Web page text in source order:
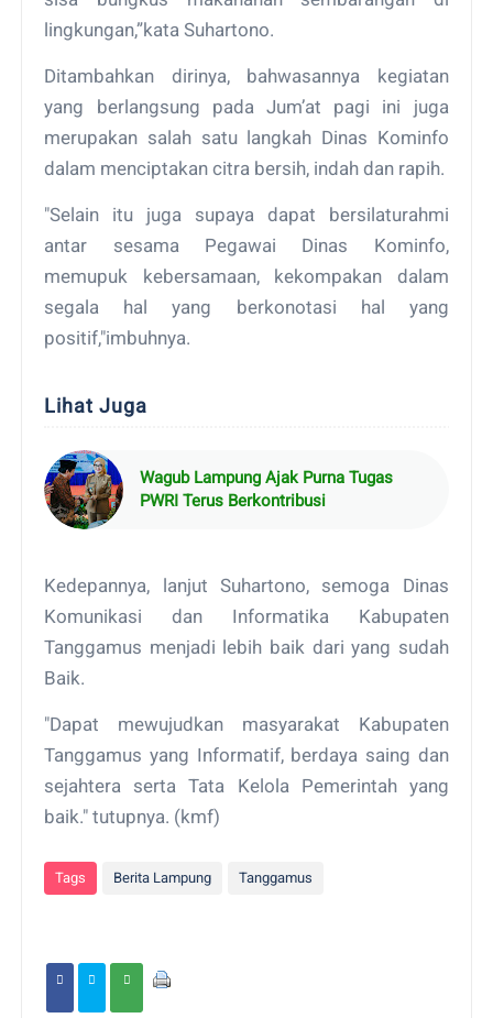
lingkungan,”kata Suhartono.
Ditambahkan dirinya, bahwasannya kegiatan
yang berlangsung pada Jum’at pagi ini juga
merupakan salah satu langkah Dinas Kominfo
dalam menciptakan citra bersih, indah dan rapih.
"Selain itu juga supaya dapat bersilaturahmi
antar sesama Pegawai Dinas Kominfo,
memupuk kebersamaan, kekompakan dalam
segala hal yang berkonotasi hal yang
positif,"imbuhnya.
Lihat Juga
Wagub Lampung Ajak Purna Tugas
PWRI Terus Berkontribusi
Kedepannya, lanjut Suhartono, semoga Dinas
Komunikasi dan Informatika Kabupaten
Tanggamus menjadi lebih baik dari yang sudah
Baik.
"Dapat mewujudkan masyarakat Kabupaten
Tanggamus yang Informatif, berdaya saing dan
sejahtera serta Tata Kelola Pemerintah yang
baik." tutupnya. (kmf)
Tags Berita Lampung Tanggamus